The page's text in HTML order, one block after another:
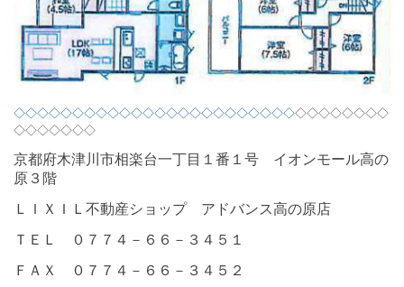
◇◇◇◇◇◇◇◇◇◇◇◇◇◇◇◇◇◇◇◇◇◇◇◇◇◇◇◇◇◇◇◇
◇◇◇◇◇◇◇
京都府木津川市相楽台一丁目１番１号 イオンモール高の
原３階
ＬＩＸＩＬ不動産ショップ アドバンス高の原店
ＴＥＬ ０７７４－６６－３４５１
ＦＡＸ ０７７４－６６－３４５２